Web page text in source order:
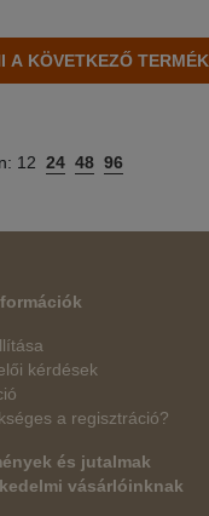
12 24 48 96
kérdések
a regisztráció?
és jutalmak
vásárlóinknak